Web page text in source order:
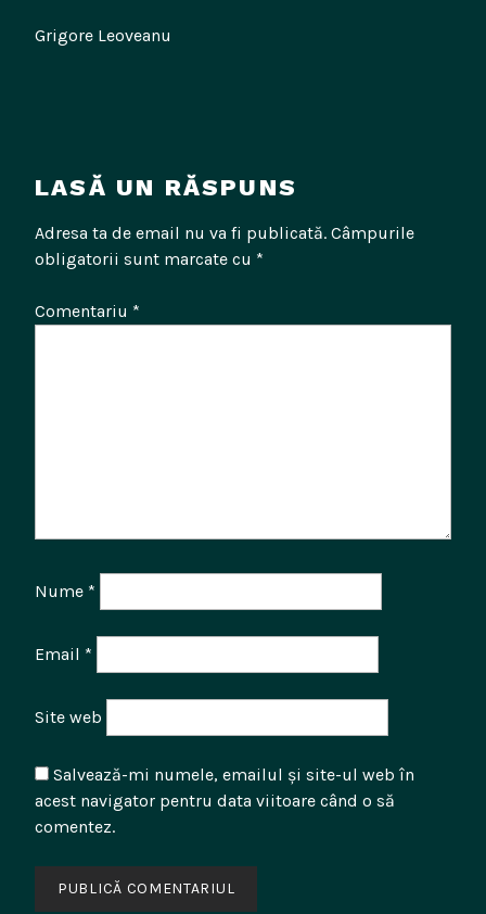
Grigore Leoveanu
LASĂ UN RĂSPUNS
Adresa ta de email nu va fi publicată. Câmpurile
obligatorii sunt marcate cu *
Comentariu *
Nume *
Email *
Site web
Salvează-mi numele, emailul și site-ul web în
acest navigator pentru data viitoare când o să
comentez.